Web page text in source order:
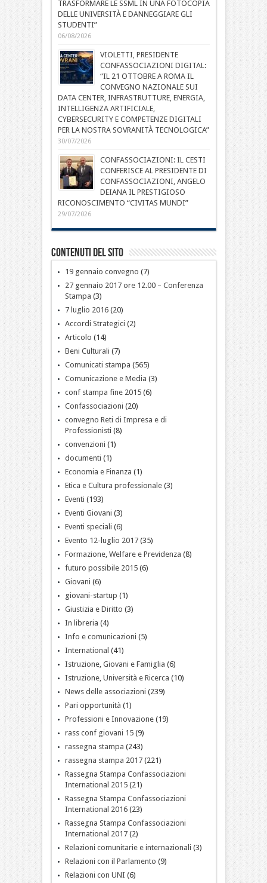
TRASFORMARE LE SSML IN UNA FOTOCOPIA
DELLE UNIVERSITÀ E DANNEGGIARE GLI
STUDENTI”
06/08/2026
VIOLETTI, PRESIDENTE
CONFASSOCIAZIONI DIGITAL:
“IL 21 OTTOBRE A ROMA IL
CONVEGNO NAZIONALE SUI
DATA CENTER, INFRASTRUTTURE, ENERGIA,
INTELLIGENZA ARTIFICIALE,
CYBERSECURITY E COMPETENZE DIGITALI
PER LA NOSTRA SOVRANITÀ TECNOLOGICA”
30/07/2026
CONFASSOCIAZIONI: IL CESTI
CONFERISCE AL PRESIDENTE DI
CONFASSOCIAZIONI, ANGELO
DEIANA IL PRESTIGIOSO
RICONOSCIMENTO “CIVITAS MUNDI”
29/07/2026
Contenuti del sito
19 gennaio convegno (7)
27 gennaio 2017 ore 12.00 – Conferenza
Stampa (3)
7 luglio 2016(20)
Accordi Strategici (2)
Articolo (14)
Beni Culturali (7)
Comunicati stampa (565)
Comunicazione e Media (3)
conf stampa fine 2015(6)
Confassociazioni (20)
convegno Reti di Impresa e di
Professionisti (8)
convenzioni (1)
documenti (1)
Economia e Finanza (1)
Etica e Cultura professionale(3)
Eventi (193)
Eventi Giovani (3)
Eventi speciali (6)
Evento 12-luglio 2017(35)
Formazione, Welfare e Previdenza (8)
futuro possibile 2015(6)
Giovani (6)
giovani-startup (1)
Giustizia e Diritto (3)
In libreria (4)
Info e comunicazioni (5)
International (41)
Istruzione, Giovani e Famiglia (6)
Istruzione, Università e Ricerca (10)
News delle associazioni (239)
Pari opportunità (1)
Professioni e Innovazione(19)
rass conf giovani 15(9)
rassegna stampa (243)
rassegna stampa 2017(221)
Rassegna Stampa Confassociazioni
International 2015(21)
Rassegna Stampa Confassociazioni
International 2016(23)
Rassegna Stampa Confassociazioni
International 2017(2)
Relazioni comunitarie e internazionali (3)
Relazioni con il Parlamento (9)
Relazioni con UNI (6)